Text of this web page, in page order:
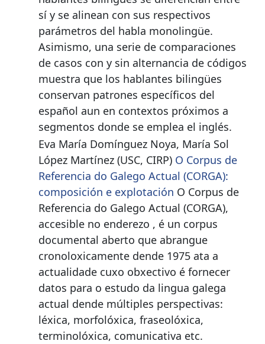
sí y se alinean con sus respectivos
parámetros del habla monolingüe.
Asimismo, una serie de comparaciones
de casos con y sin alternancia de códigos
muestra que los hablantes bilingües
conservan patrones específicos del
español aun en contextos próximos a
segmentos donde se emplea el inglés.
Eva María Domínguez Noya, María Sol
López Martínez (USC, CIRP) O Corpus de
Referencia do Galego Actual (CORGA):
composición e explotación O Corpus de
Referencia do Galego Actual (CORGA),
accesible no enderezo , é un corpus
documental aberto que abrangue
cronoloxicamente dende 1975 ata a
actualidade cuxo obxectivo é fornecer
datos para o estudo da lingua galega
actual dende múltiples perspectivas:
léxica, morfolóxica, fraseolóxica,
terminolóxica, comunicativa etc.